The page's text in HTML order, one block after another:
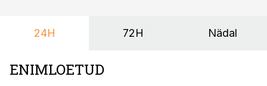
24H 72H Nädal
ENIMLOETUD